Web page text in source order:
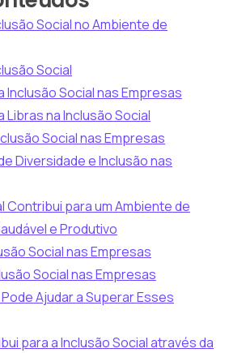
Social no Ambiente de
Social
Inclusão Social nas Empresas
Libras na Inclusão Social
Social nas Empresas
Diversidade e Inclusão nas
Contribui para um Ambiente de
e Produtivo
Social nas Empresas
Social nas Empresas
Ajudar a Superar Esses
para a Inclusão Social através da